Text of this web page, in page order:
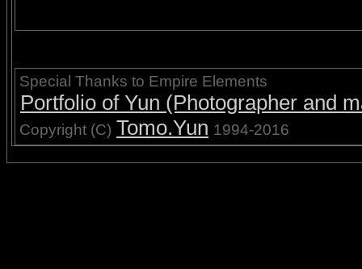
Special Thanks to Empire Elements
Portfolio of Yun (Photographer and
Copyright (C) Tomo.Yun 1994-2016